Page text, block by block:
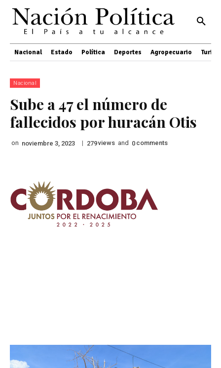
Nacional Estado Política Deportes Agropecuario
Nacional
Sube a 47 el número de
fallecidos por huracán Otis
on noviembre 3, 2023 | 279views and 0 comments